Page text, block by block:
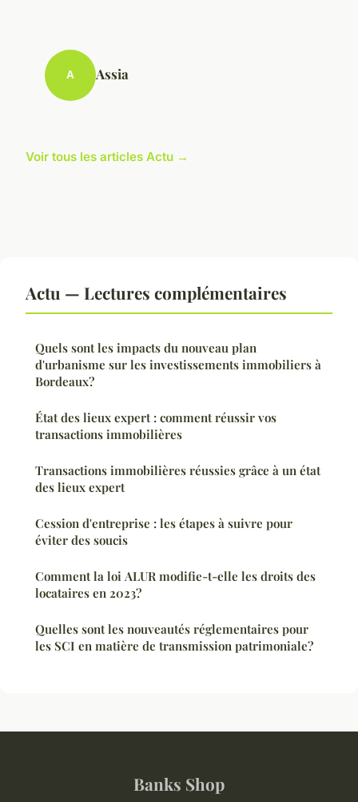
A Assia
Voir tous les articles Actu →
Actu — Lectures complémentaires
Quels sont les impacts du nouveau plan
d'urbanisme sur les investissements immobiliers à
Bordeaux?
État des lieux expert : comment réussir vos
transactions immobilières
Transactions immobilières réussies grâce à un état
des lieux expert
Cession d'entreprise : les étapes à suivre pour
éviter des soucis
Comment la loi ALUR modifie-t-elle les droits des
locataires en 2023?
Quelles sont les nouveautés réglementaires pour
les SCI en matière de transmission patrimoniale?
Banks Shop